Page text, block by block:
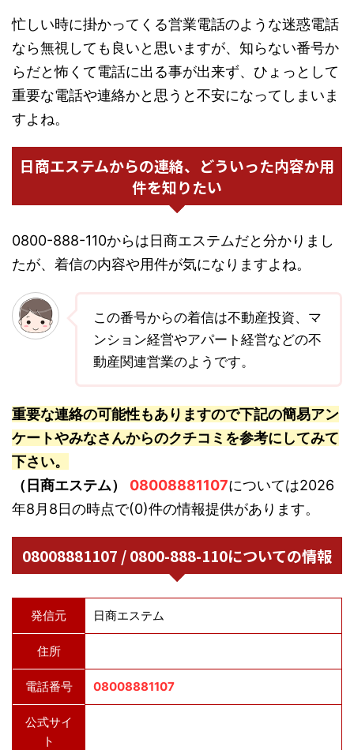
忙しい時に掛かってくる営業電話のような迷惑電話
なら無視しても良いと思いますが、知らない番号か
らだと怖くて電話に出る事が出来ず、ひょっとして
重要な電話や連絡かと思うと不安になってしまいま
すよね。
日商エステムからの連絡、どういった内容か用
件を知りたい
0800-888-110からは日商エステムだと分かりまし
たが、着信の内容や用件が気になりますよね。
この番号からの着信は不動産投資、マ
ンション経営やアパート経営などの不
動産関連営業のようです。
重要な連絡の可能性もありますので下記の簡易アン
ケートやみなさんからのクチコミを参考にしてみて
下さい。
（日商エステム）
08008881107については2026
年8月8日の時点で(0)件の情報提供があります。
08008881107 / 0800-888-110についての情報
発信元 日商エステム
住所
電話番号 08008881107
公式サイ
ト